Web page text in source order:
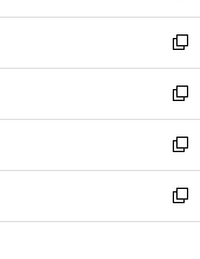
開
く
ウ
で
開
く
ン
ド
ウ
で
開
く
ウ
ィ
ン
ド
ウ
で
開
く
し
い
ウ
ィ
ン
ド
ウ
で
開
新
し
い
ウ
ィ
ン
ド
ウ
新
し
い
ウ
ィ
ン
新
し
い
ウ
新
し